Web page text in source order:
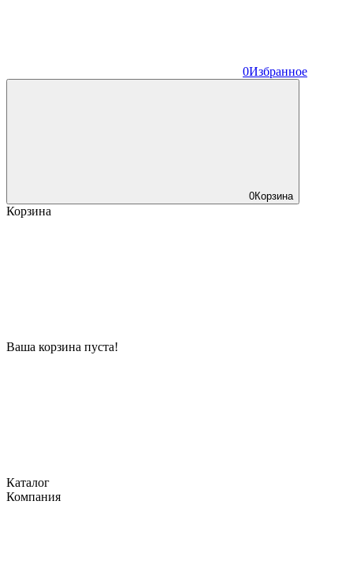
0Избранное
0Корзина
Корзина
Ваша корзина пуста!
Каталог
Компания